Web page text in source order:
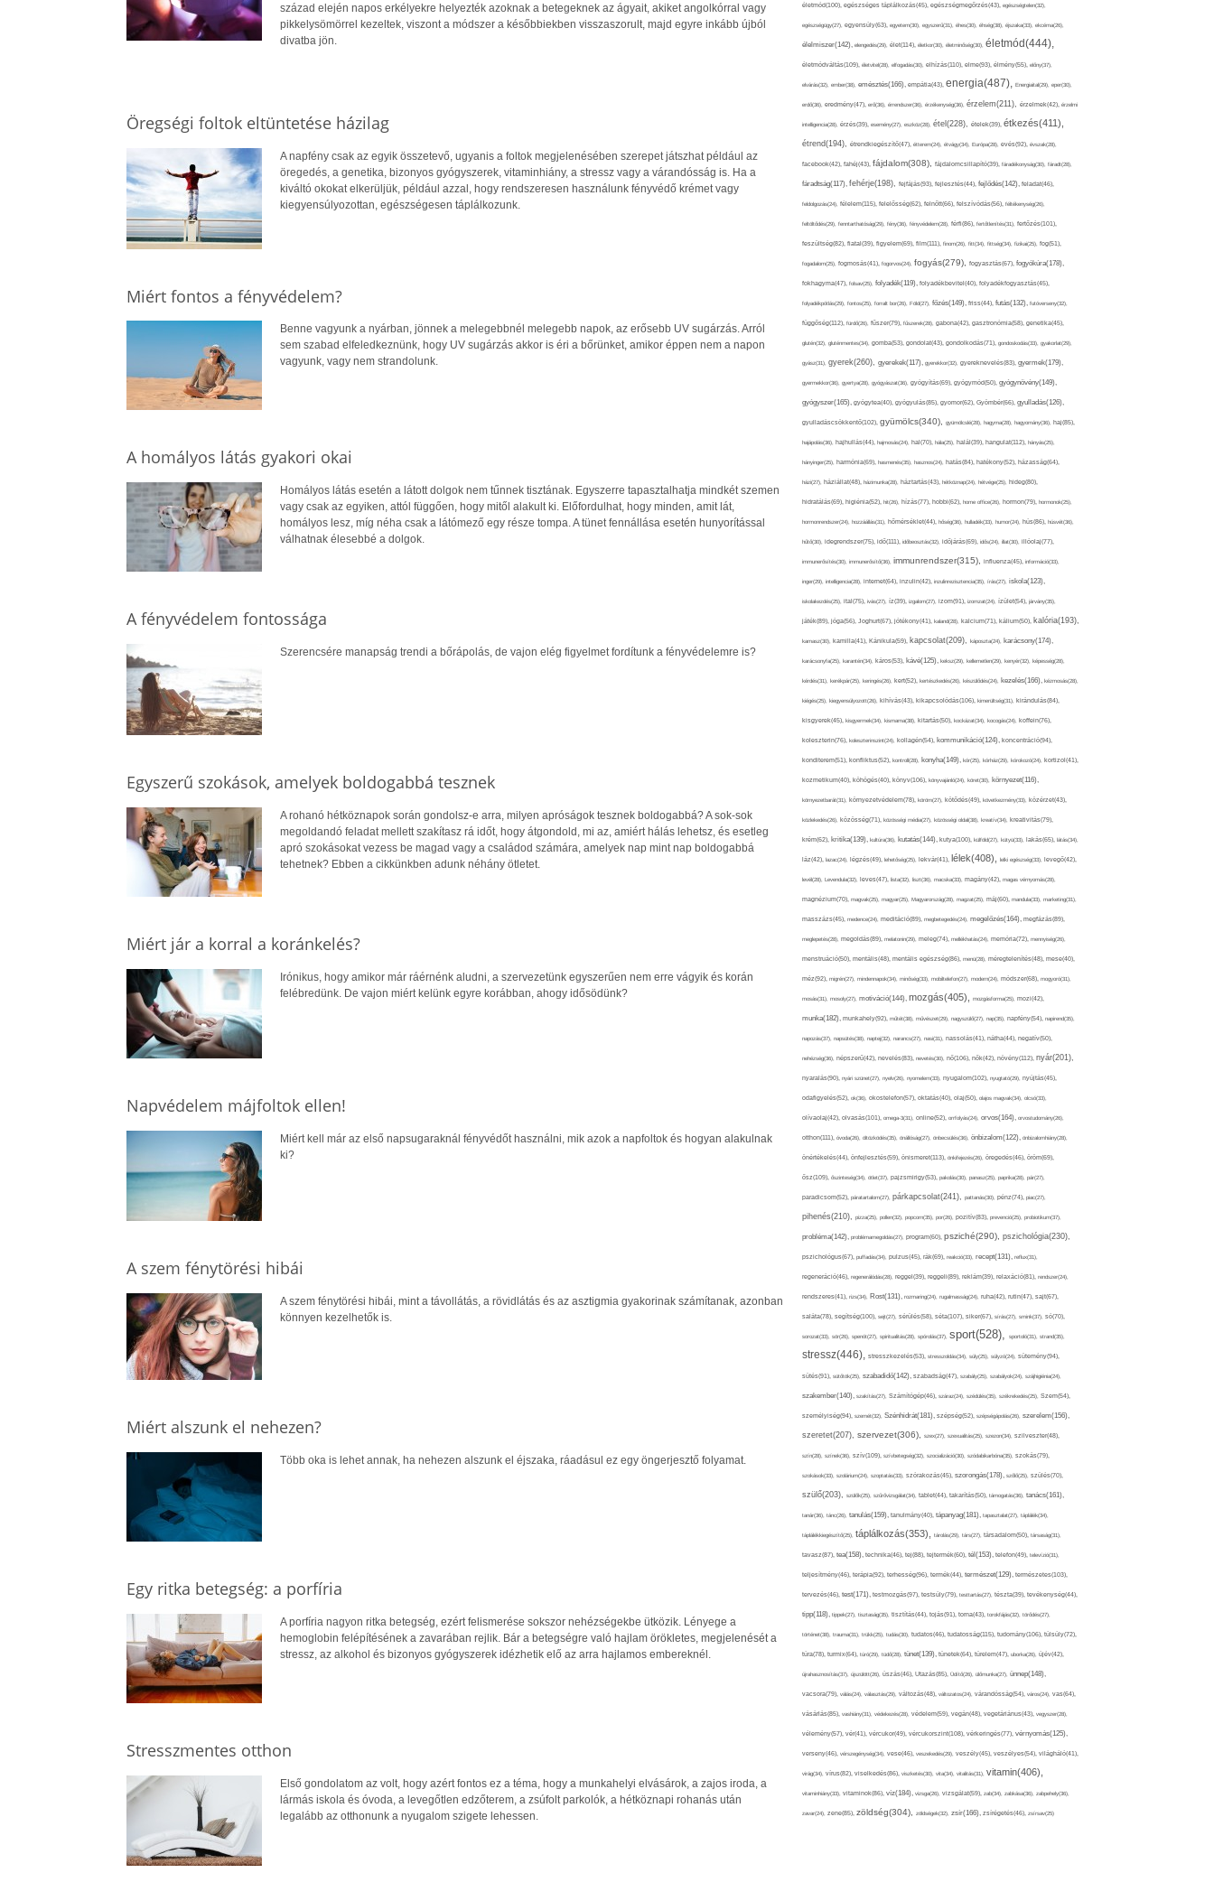
század elején napos erkélyekre helyezték azoknak a betegeknek az ágyait, akiket angolkórral vagy
pikkelysömörrel kezeltek, viszont a módszer a későbbiekben visszaszorult, majd egyre inkább újból
divatba jön.
Öregségi foltok eltüntetése házilag
A napfény csak az egyik összetevő, ugyanis a foltok megjelenésében szerepet játszhat például az
öregedés, a genetika, bizonyos gyógyszerek, vitaminhiány, a stressz vagy a várandósság is. Ha a
kiváltó okokat elkerüljük, például azzal, hogy rendszeresen használunk fényvédő krémet vagy
kiegyensúlyozottan, egészségesen táplálkozunk.
Miért fontos a fényvédelem?
Benne vagyunk a nyárban, jönnek a melegebbnél melegebb napok, az erősebb UV sugárzás. Arról
sem szabad elfeledkeznünk, hogy UV sugárzás akkor is éri a bőrünket, amikor éppen nem a napon
vagyunk, vagy nem strandolunk.
A homályos látás gyakori okai
Homályos látás esetén a látott dolgok nem tűnnek tisztának. Egyszerre tapasztalhatja mindkét szemen
vagy csak az egyiken, attól függően, hogy mitől alakult ki. Előfordulhat, hogy minden, amit lát,
homályos lesz, míg néha csak a látómező egy része tompa. A tünet fennállása esetén hunyorítással
válhatnak élesebbé a dolgok.
A fényvédelem fontossága
Szerencsére manapság trendi a bőrápolás, de vajon elég figyelmet fordítunk a fényvédelemre is?
Egyszerű szokások, amelyek boldogabbá tesznek
A rohanó hétköznapok során gondolsz-e arra, milyen apróságok tesznek boldogabbá? A sok-sok
megoldandó feladat mellett szakítasz rá időt, hogy átgondold, mi az, amiért hálás lehetsz, és esetleg
apró szokásokat vezess be magad vagy a családod számára, amelyek nap mint nap boldogabbá
tehetnek? Ebben a cikkünkben adunk néhány ötletet.
Miért jár a korral a koránkelés?
Irónikus, hogy amikor már ráérnénk aludni, a szervezetünk egyszerűen nem erre vágyik és korán
felébredünk. De vajon miért kelünk egyre korábban, ahogy idősödünk?
Napvédelem májfoltok ellen!
Miért kell már az első napsugaraknál fényvédőt használni, mik azok a napfoltok és hogyan alakulnak
ki?
A szem fénytörési hibái
A szem fénytörési hibái, mint a távollátás, a rövidlátás és az asztigmia gyakorinak számítanak, azonban
könnyen kezelhetők is.
Miért alszunk el nehezen?
Több oka is lehet annak, ha nehezen alszunk el éjszaka, ráadásul ez egy öngerjesztő folyamat.
Egy ritka betegség: a porfíria
A porfíria nagyon ritka betegség, ezért felismerése sokszor nehézségekbe ütközik. Lényege a
hemoglobin felépítésének a zavarában rejlik. Bár a betegségre való hajlam örökletes, megjelenését a
stressz, az alkohol és bizonyos gyógyszerek idézhetik elő az arra hajlamos embereknél.
Stresszmentes otthon
Első gondolatom az volt, hogy azért fontos ez a téma, hogy a munkahelyi elvásárok, a zajos iroda, a
lármás iskola és óvoda, a levegőtlen edzőterem, a zsúfolt parkolók, a hétköznapi rohanás után
legalább az otthonunk a nyugalom szigete lehessen.
életmód(100), egészséges táplálkozás(45), egészségmegőrzés(43), egészségtelen(32),
egészségügy(27), egyensúly(63), egyetem(30), egyszerű(31), éhes(30), éhség(38), éjszaka(33), ekcéma(26),
élelmiszer(142), elengedés(29), élet(114), életkor(30), életminőség(30), életmód(444),
életmódváltás(109), életvitel(28), elfogadás(30), elhízás(110), elme(93), élmény(55), előny(37),
elvárás(32), ember(38), emésztés(166), empátia(43), energia(487), Energiaital(29), eper(30),
erdő(36), eredmény(47), erő(36), érrendszer(36), érzékenység(36), érzelem(211), érzelmek(42), érzelmi
intelligencia(28), érzés(39), esemény(27), eszköz(28), étel(228), ételek(39), étkezés(411),
étrend(194), étrendkiegészítő(47), étterem(24), étvágy(34), Európa(28), evés(92), évszak(28),
facebook(42), fahéj(43), fájdalom(308), fájdalomcsillapító(39), fáradékonyság(30), fáradt(28),
fáradtság(117), fehérje(198), fejfájás(93), fejlesztés(44), fejlődés(142), feladat(46),
feldolgozás(24), félelem(115), felelősség(62), felnőtt(66), felszívódás(56), féltékenység(26),
feltöltődés(29), fenntarthatóság(29), fény(36), fényvédelem(28), férfi(86), fertőtlenítés(31), fertőzés(101),
feszültség(82), fiatal(39), figyelem(69), film(111), finom(26), fitt(34), fittség(34), fizikai(25), fog(51),
fogadalom(25), fogmosás(41), fogorvos(24), fogyás(279), fogyasztás(67), fogyókúra(178),
fokhagyma(47), folsav(25), folyadék(119), folyadékbevitel(40), folyadékfogyasztás(45),
folyadékpótlás(29), fontos(25), forralt bor(26), Föld(27), főzés(149), friss(44), futás(132), futóverseny(32),
függőség(112), fürdő(26), fűszer(79), fűszerek(28), gabona(42), gasztronómia(58), genetika(45),
glutén(32), gluténmentes(34), gomba(53), gondolat(43), gondolkodás(71), gondoskodás(33), gyakorlat(29),
gyász(31), gyerek(260), gyerekek(117), gyerekkor(32), gyereknevelés(83), gyermek(179),
gyermekkor(36), gyertya(28), gyógyászat(36), gyógyítás(69), gyógymód(50), gyógynövény(149),
gyógyszer(165), gyógytea(40), gyógyulás(85), gyomor(62), Gyömbér(66), gyulladás(126),
gyulladáscsökkentő(102), gyümölcs(340), gyümölcslé(28), hagyma(28), hagyomány(36), haj(85),
hajápolás(36), hajhullás(44), hajmosás(24), hal(70), hála(25), halál(39), hangulat(112), hányás(25),
hányinger(25), harmónia(69), hasmenés(35), hasznos(24), hatás(84), hatékony(52), házasság(64),
házi(27), háziállat(48), házimunka(28), háztartás(43), hétköznap(24), hétvége(25), hideg(80),
hidratálás(69), higiénia(52), hit(26), hízás(77), hobbi(62), home office(26), hormon(79), hormonok(25),
hormonrendszer(24), hozzáállás(31), hőmérséklet(44), hőség(36), hulladék(33), humor(24), hús(86), húsvét(36),
hűtő(30), idegrendszer(75), idő(111), időbeosztás(32), időjárás(69), idős(24), illat(30), illóolaj(77),
immunerősítés(30), immunerősítő(36), immunrendszer(315), influenza(45), információ(33),
inger(29), intelligencia(28), internet(64), inzulin(42), inzulinrezisztencia(35), írás(27), iskola(123),
iskolakezdés(25), ital(75), ivás(27), íz(39), izgalom(27), izom(91), izomzat(24), ízület(54), járvány(35),
játék(89), jóga(56), Joghurt(67), jótékony(41), kaland(28), kalcium(71), kálium(50), kalória(193),
kamasz(30), kamilla(41), Kánikula(59), kapcsolat(209), káposzta(24), karácsony(174),
karácsonyfa(25), karantén(34), káros(53), kávé(125), keksz(29), kellemetlen(29), kenyér(32), képesség(28),
kérdés(31), kerékpár(25), keringés(26), kert(52), kertészkedés(26), készülődés(24), kezelés(166), kézmosás(28),
kiégés(25), kiegyensúlyozott(26), kihívás(43), kikapcsolódás(106), kimerültség(31), kirándulás(84),
kisgyerek(45), kisgyermek(34), kismama(38), kitartás(50), kockázat(34), kocogás(24), koffein(76),
koleszterin(76), koleszterinszint(24), kollagén(54), kommunikáció(124), koncentráció(94),
konditerem(51), konfliktus(52), kontroll(28), konyha(149), kór(25), kórház(29), kórokozó(24), kortizol(41),
kozmetikum(40), köhögés(40), könyv(106), könyvajánló(24), köret(30), környezet(116),
környezetbarát(31), környezetvédelem(78), köröm(27), kötődés(49), következmény(33), közérzet(43),
közlekedés(26), közösség(71), közösségi média(27), közösségi oldal(38), kreatív(34), kreativitás(79),
krém(62), kritika(139), kultúra(36), kutatás(144), kutya(100), külföld(27), kütyü(33), lakás(65), látás(34),
láz(42), lazac(24), légzés(49), lehetőség(25), lekvár(41), lélek(408), lelki egészség(33), levegő(42),
levél(28), Levendula(32), leves(47), lista(32), liszt(36), macska(33), magány(42), magas vérnyomás(28),
magnézium(70), magvak(25), magyar(25), Magyarország(28), magzat(25), máj(60), mandula(33), marketing(31),
masszázs(45), medence(24), meditáció(89), megbetegedés(24), megelőzés(164), megfázás(89),
meglepetés(28), megoldás(89), melatonin(29), meleg(74), mellékhatás(24), memória(72), mennyiség(26),
menstruáció(50), mentális(48), mentális egészség(86), menü(28), méregtelenítés(48), mese(40),
méz(92), migrén(27), mindennapok(34), minőség(33), mobiltelefon(27), modern(24), módszer(68), mogyoró(31),
mosás(31), mosoly(27), motiváció(144), mozgás(405), mozgásforma(25), mozi(42),
munka(182), munkahely(92), műtét(38), művészet(29), nagyszülő(27), nap(35), napfény(54), napirend(35),
napozás(37), napsütés(38), naptej(32), narancs(27), nasi(31), nassolás(41), nátha(44), negatív(50),
nehézség(36), népszerű(42), nevelés(83), nevetés(30), nő(106), nők(42), növény(112), nyár(201),
nyaralás(90), nyári szünet(27), nyelv(26), nyomelem(33), nyugalom(102), nyugtató(29), nyújtás(45),
odafigyelés(52), ok(36), okostelefon(57), oktatás(40), olaj(50), olajos magvak(34), olcsó(33),
olívaolaj(42), olvasás(101), omega-3(31), online(52), orrfolyás(24), orvos(164), orvostudomány(26),
otthon(111), óvoda(26), öltözködés(35), önállóság(27), önbecsülés(36), önbizalom(122), önbizalomhiány(28),
önértékelés(44), önfejlesztés(59), önismeret(113), önkifejezés(26), öregedés(46), öröm(69),
ősz(109), őszinteség(34), ötlet(37), pajzsmirigy(53), pakolás(30), panasz(25), paprika(28), pár(27),
paradicsom(52), páratartalom(27), párkapcsolat(241), pattanás(30), pénz(74), piac(27),
pihenés(210), pizza(25), pollen(32), popcorn(35), por(26), pozitív(83), prevenció(25), probiotikum(37),
probléma(142), problémamegoldás(27), program(60), psziché(290), pszichológia(230),
pszichológus(67), puffadás(34), pulzus(45), rák(69), reakció(33), recept(131), reflux(31),
regeneráció(46), regenerálódás(28), reggel(39), reggeli(89), reklám(39), relaxáció(81), rendszer(24),
rendszeres(41), rizs(34), Rost(131), rozmaring(24), rugalmasság(24), ruha(42), rutin(47), sajt(67),
saláta(78), segítség(100), sejt(27), sérülés(58), séta(107), siker(67), sírás(27), smink(37), só(70),
sorozat(33), sör(26), spenót(27), spiritualitás(28), spórolás(37), sport(528), sportoló(31), strand(35),
stressz(446), stresszkezelés(53), stresszoldás(34), súly(25), súlyzó(24), sütemény(94),
sütés(91), sütőtök(25), szabadidő(142), szabadság(47), szabály(25), szabályok(24), szájhigiénia(24),
szakember(140), szakítás(27), Számítógép(46), száraz(24), szédülés(35), székrekedés(25), Szem(54),
személyiség(94), szemét(32), Szénhidrát(181), szépség(52), szépségápolás(26), szerelem(156),
szeretet(207), szervezet(306), szex(27), szexualitás(25), szezon(34), szilveszter(48),
szín(28), színek(36), szív(109), szívbetegség(32), szocializáció(30), szódabikarbóna(35), szokás(79),
szokások(33), szolárium(24), szoptatás(33), szórakozás(45), szorongás(178), szőlő(25), szülés(70),
szülő(203), szülők(25), szűrővizsgálat(34), tablet(44), takarítás(50), támogatás(36), tanács(161),
tanár(36), tánc(26), tanulás(159), tanulmány(40), tápanyag(181), tapasztalat(27), táplálék(34),
táplálékkiegészítő(25), táplálkozás(353), tárolás(29), társ(27), társadalom(50), társaság(31),
tavasz(87), tea(158), technika(46), tej(88), tejtermék(60), tél(153), telefon(49), televízió(31),
teljesítmény(46), terápia(92), terhesség(96), termék(44), természet(129), természetes(103),
tervezés(46), test(171), testmozgás(97), testsúly(79), testtartás(27), tészta(39), tevékenység(44),
tipp(118), tippek(27), tisztaság(35), tisztítás(44), tojás(91), torna(43), torokfájás(32), törődés(27),
történet(38), trauma(31), trükk(25), tudás(30), tudatos(46), tudatosság(115), tudomány(106), túlsúly(72),
túra(78), turmix(64), túró(29), tüdő(28), tünet(139), tünetek(64), türelem(47), uborka(26), újév(42),
újrahasznosítás(37), újszülött(26), úszás(46), Utazás(85), Üdítő(26), ülőmunka(27), ünnep(148),
vacsora(79), válás(24), választás(29), változás(48), változatos(24), várandósság(54), város(24), vas(64),
vásárlás(85), vashiány(31), védekezés(28), védelem(59), vegán(48), vegetáriánus(43), vegyszer(28),
vélemény(57), vér(41), vércukor(49), vércukorszint(108), vérkeringés(77), vérnyomás(125),
verseny(46), vérszegénység(34), vese(46), veszekedés(29), veszély(45), veszélyes(54), világháló(41),
virág(34), vírus(82), viselkedés(86), viszketés(30), vita(34), vitalitás(31), vitamin(406),
vitaminhiány(33), vitaminok(86), víz(184), vizsga(26), vizsgálat(59), zab(34), zabkása(36), zabpehely(36),
zavar(24), zene(85), zöldség(304), zöldségek(32), zsír(166), zsírégetés(46), zsírsav(25)